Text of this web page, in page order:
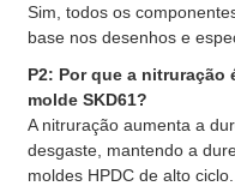
Sim, todos os
base nos desenhos e
P2: Por que a
molde SKD61?
A nitruração aumenta a
desgaste, mantendo a
moldes HPDC de alto ciclo.